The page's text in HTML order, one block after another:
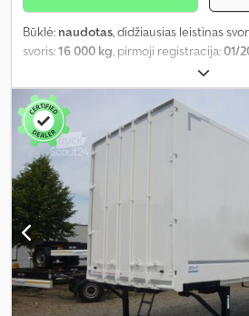
Būklė: naudotas, didžiausias leistinas
svoris:16 000 kg, pirmoji registracija:01/
, krovinių skyriaus plotis:
aukštis:2 400 mm, krovinio erdvės tūris:
2 590 mm
, bendras aukštis:2 750 mm ,